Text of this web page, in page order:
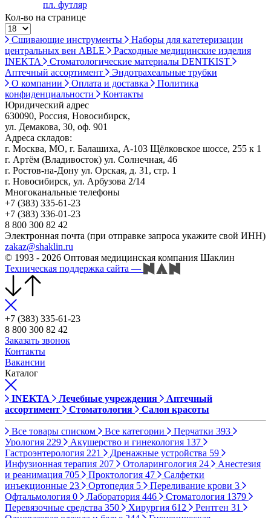
пл. футляр
Кол-во на странице
Сшивающие инструменты
Наборы для катетеризации
центральных вен ABLE
Расходные медицинские изделия
INEKTA
Стоматологические материалы DENTKIST
Аптечный ассортимент
Эндотрахеальные трубки
О компании
Оплата и доставка
Политика
конфиденциальности
Контакты
Юридический адрес
630090, Россия, Новосибирск,
ул. Демакова, 30, оф. 901
Адреса складов:
г. Москва, МО, г. Балашиха, А-103 Щёлковское шоссе, 255 к 1
г. Артём (Владивосток) ул. Солнечная, 46
г. Ростов-на-Дону ул. Орская, д. 31, стр. 1
г. Новосибирск, ул. Арбузова 2/14
Многоканальные телефоны
+7 (383) 335-61-23
+7 (383) 336-01-23
8 800 300 82 42
Электронная почта (при отправке запроса укажите свой ИНН)
zakaz@shaklin.ru
© 1993 - 2026 Оптовая медицинская компания Шаклин
Техническая поддержка сайта —
+7 (383) 335-61-23
8 800 300 82 42
Заказать звонок
Контакты
Вакансии
Каталог
INEKTA Лечебные учреждения
Аптечный
ассортимент
Стоматология Салон красоты
Все товары списком Все категории Перчатки 393
Урология 229 Акушерство и гинекология 137
Гастроэнтерология 221 Дренажные устройства 59
Инфузионная терапия 207 Отоларингология 24
Анестезия
и реанимация 705 Проктология 47
Салфетки
инъекционные 23 Ортопедия 5 Переливание крови 3
Офтальмология 0 Лаборатория 446 Стоматология 1379
Перевязочные средства 350 Хирургия 612 Рентген 31